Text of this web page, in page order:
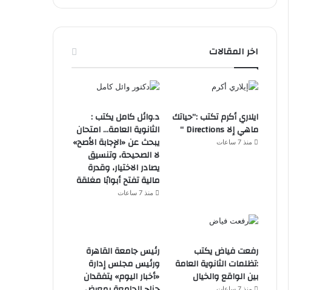
اخر المقالات
ايلاري أكرم تكتب :”حياتك
ماهي إلا Directions “
منذ 7 ساعات
د.وائل كامل يكتب :
الثانوية العامة… امتحان
يبحث عن «الإجابة الأصح»
لا الصحيحة، وتنسيق
يصادر الاختيار، وقدرة
مالية تفتح أبوابًا مغلقة
منذ 7 ساعات
رفعت فياض يكتب
:تظلمات الثانوية العامة
بين الواقع والخيال
رئيس جامعة القاهرة
ورئيس مجلس إدارة
«أخبار اليوم» يتفقدان